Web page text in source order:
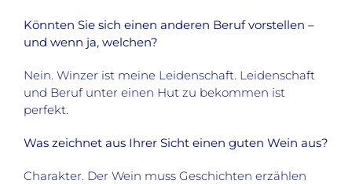
Könnten Sie sich einen anderen Beruf vorstellen –
und wenn ja, welchen?
Nein. Winzer ist meine Leidenschaft. Leidenschaft
und Beruf unter einen Hut zu bekommen ist
perfekt.
Was zeichnet aus Ihrer Sicht einen guten Wein aus?
Charakter. Der Wein muss Geschichten erzählen